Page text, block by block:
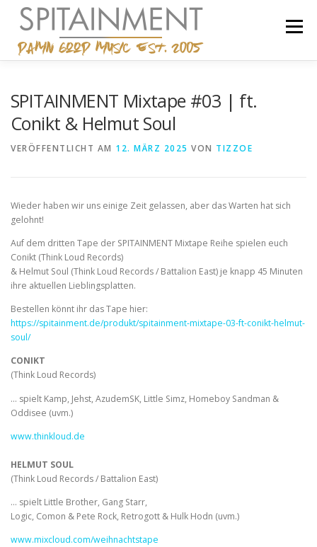
springen
Menü
SPITAINMENT Mixtape #03 | ft.
Conikt & Helmut Soul
VERÖFFENTLICHT AM 12. MÄRZ 2025 VON TIZZOE
Wieder haben wir uns einige Zeit gelassen, aber das Warten hat sich
gelohnt!
Auf dem dritten Tape der SPITAINMENT Mixtape Reihe spielen euch
Conikt (Think Loud Records)
& Helmut Soul (Think Loud Records / Battalion East) je knapp 45 Minuten
ihre aktuellen Lieblingsplatten.
Bestellen könnt ihr das Tape hier:
https://spitainment.de/produkt/spitainment-mixtape-03-ft-conikt-helmut-
soul/
CONIKT
(Think Loud Records)
… spielt Kamp, Jehst, AzudemSK, Little Simz, Homeboy Sandman &
Oddisee (uvm.)
www.thinkloud.de
HELMUT SOUL
(Think Loud Records / Battalion East)
… spielt Little Brother, Gang Starr,
Logic, Comon & Pete Rock, Retrogott & Hulk Hodn (uvm.)
www.mixcloud.com/weihnachtstape